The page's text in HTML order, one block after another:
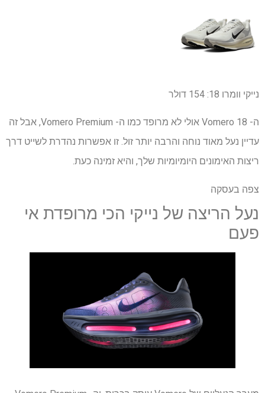
נייקי וומרו 18: 154 דולר
ה- Vomero 18 אולי לא מרופד כמו ה- Vomero Premium, אבל זה
עדיין נעל מאוד נוחה והרבה יותר זול. זו אפשרות נהדרת לשייט דרך
ריצות האימונים היומיומיות שלך, והיא זמינה כעת.
צפה בעסקה
נעל הריצה של נייקי הכי מרופדת אי
פעם